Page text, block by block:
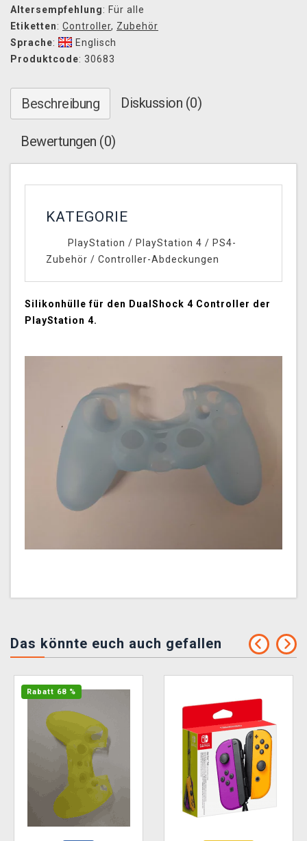
Altersempfehlung: Für alle
Etiketten: Controller, Zubehör
Sprache:
Englisch
Produktcode: 30683
Beschreibung Diskussion (0)
Bewertungen (0)
KATEGORIE
PlayStation / PlayStation 4 / PS4-
Zubehör / Controller-Abdeckungen
Silikonhülle für den DualShock 4 Controller der
PlayStation 4.
Das könnte euch auch gefallen
Rabatt 68 %